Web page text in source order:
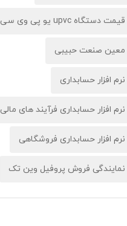
قیمت دستگاه upvc یو پی وی سی
معین صنعت حبیبی
نرم افزار حسابداری
نرم افزار حسابداری فرآیند های مالی
نرم افزار حسابداری فروشگاهی
نمایندگی فروش پروفیل وین تک